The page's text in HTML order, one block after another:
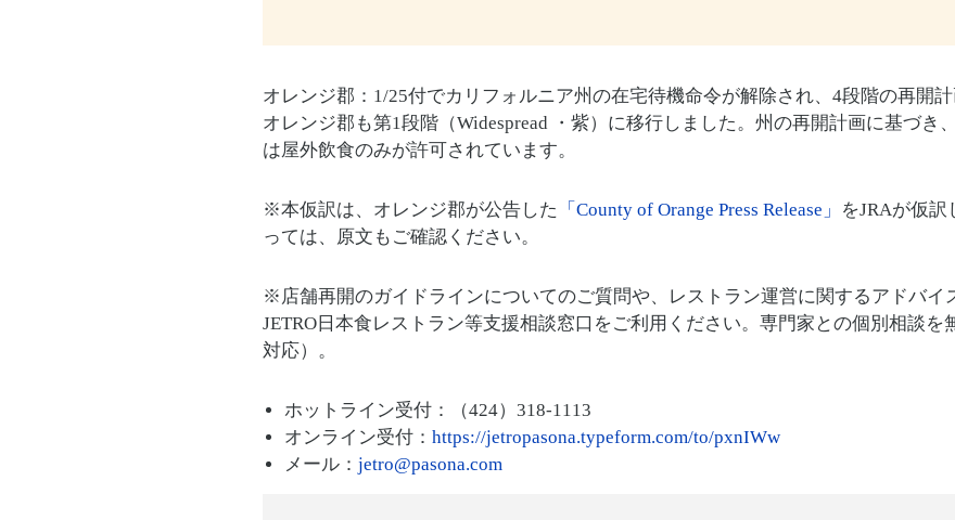
オレンジ郡：1/25付でカリフォルニア州の在宅待機命令が解除され、4段階の再開計
オレンジ郡も第1段階（Widespread ・紫）に移行しました。州の再開計画に基づき
は屋外飲食のみが許可されています。
※本仮訳は、オレンジ郡が公告した 「County of Orange Press Release」
をJRAが仮
っては、原文もご確認ください。
※店舗再開のガイドラインについてのご質問や、レストラン運営に関するアドバイ
JETRO日本食レストラン等支援相談窓口をご利用ください。専門家との個別相談を
対応）。
ホットライン受付：（424）318-1113
オンライン受付： https://jetropasona.typeform.com/to/pxnIWw
メール： jetro@pasona.com